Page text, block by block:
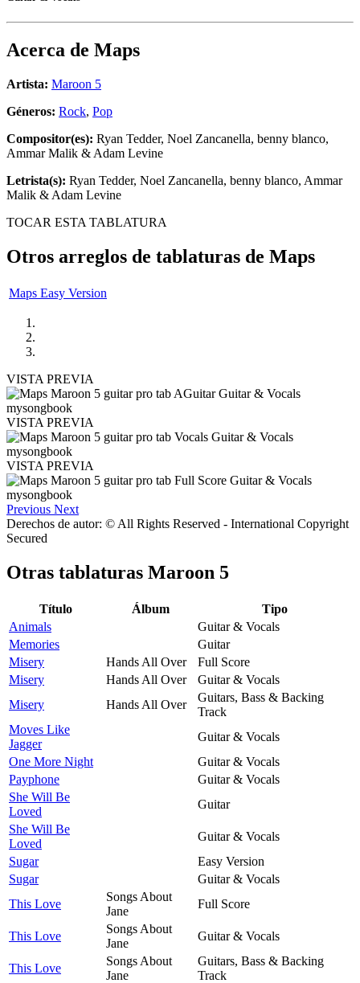
Acerca de Maps
Artista: Maroon 5
Géneros: Rock, Pop
Compositor(es): Ryan Tedder, Noel Zancanella, ​benny blanco,
Ammar Malik & Adam Levine
Letrista(s): Ryan Tedder, Noel Zancanella, ​benny blanco, Ammar
Malik & Adam Levine
TOCAR ESTA TABLATURA
Otros arreglos de tablaturas de Maps
Maps Easy Version
VISTA PREVIA
VISTA PREVIA
VISTA PREVIA
Previous Next
Derechos de autor: © All Rights Reserved - International Copyright
Secured
Otras tablaturas Maroon 5
Título Álbum
Tipo
Animals
Guitar & Vocals
Memories
Guitar
Misery
Hands All Over
Full Score
Misery
Hands All Over
Guitar & Vocals
Misery
Hands All Over
Guitars, Bass & Backing
Track
Moves Like
Jagger
Guitar & Vocals
One More Night
Guitar & Vocals
Payphone
Guitar & Vocals
She Will Be
Loved
Guitar
She Will Be
Loved
Guitar & Vocals
Sugar
Easy Version
Sugar
Guitar & Vocals
This Love
Songs About
Jane
Full Score
This Love
Songs About
Jane
Guitar & Vocals
This Love
Songs About
Jane
Guitars, Bass & Backing
Track